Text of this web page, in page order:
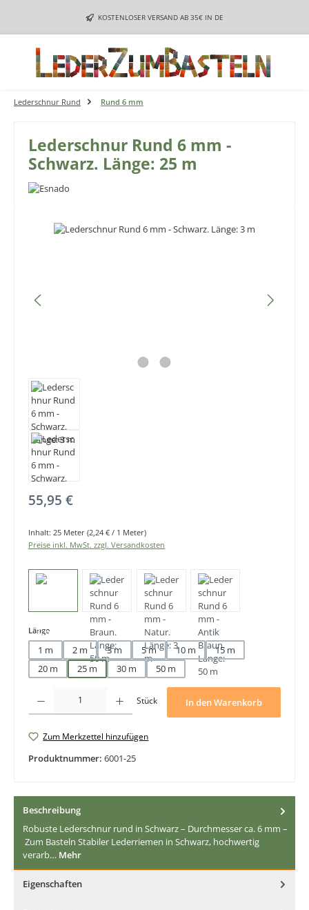
Zum Hauptinhalt springenKOSTENLOSER VERSAND AB 35€ IN DE
Lederschnur Rund Rund 6 mm
Lederschnur Rund 6 mm -
Schwarz. Länge: 25 m
Bildergalerie überspringen
Regulärer Preis:
55,95 €
Inhalt: 25 Meter (2,24 € / 1 Meter)
Preise inkl. MwSt. zzgl. Versandkosten
Längeauswählen
1 m 2 m 3 m 5 m 10 m
15 m
20 m
25 m 30 m 50 m
Produkt Anzahl: Gib den gewünschten Wert ein oder benutze die
Stück In den Warenkorb
Zum Merkzettel hinzufügen
Produktnummer: 6001-25
Beschreibung
Robuste Lederschnur rund in Schwarz – Durchmesser ca. 6 mm –
Zum Basteln Stabiler Lederriemen in Schwarz, hochwertig
verarb… Mehr
Eigenschaften